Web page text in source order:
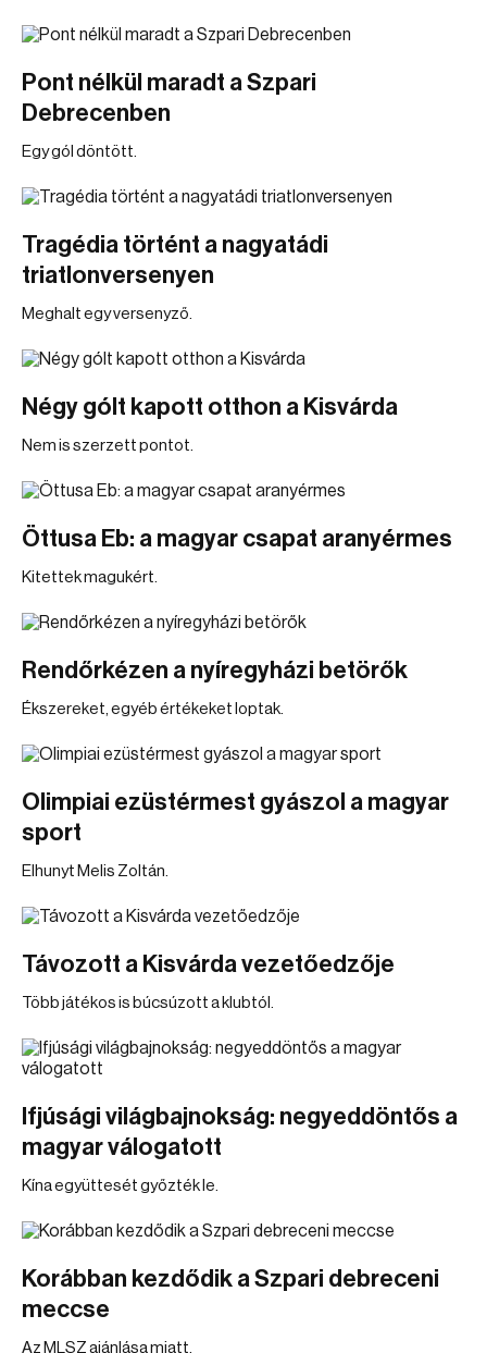
Pont nélkül maradt a Szpari
Debrecenben
Egy gól döntött.
Tragédia történt a nagyatádi
triatlonversenyen
Meghalt egy versenyző.
Négy gólt kapott otthon a Kisvárda
Nem is szerzett pontot.
Öttusa Eb: a magyar csapat aranyérmes
Kitettek magukért.
Rendőrkézen a nyíregyházi betörők
Ékszereket, egyéb értékeket loptak.
Olimpiai ezüstérmest gyászol a magyar
sport
Elhunyt Melis Zoltán.
Távozott a Kisvárda vezetőedzője
Több játékos is búcsúzott a klubtól.
Ifjúsági világbajnokság: negyeddöntős a
magyar válogatott
Kína együttesét győzték le.
Korábban kezdődik a Szpari debreceni
meccse
Az MLSZ ajánlása miatt.